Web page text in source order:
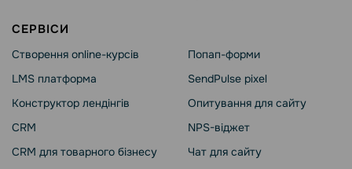
СЕРВІСИ
Створення online-курсів
LMS платформа
Конструктор лендінгів
CRM
CRM для товарного бізнесу
Попап-форми
SendPulse pixel
Опитування для сайту
NPS-віджет
Чат для сайту